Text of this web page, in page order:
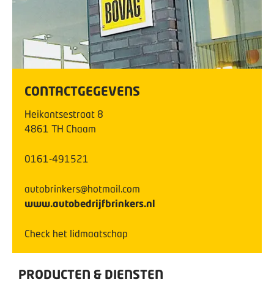
CONTACTGEGEVENS
Heikantsestraat 8
4861 TH Chaam
0161-491521
autobrinkers@hotmail.com
www.autobedrijfbrinkers.nl
Check het lidmaatschap
PRODUCTEN & DIENSTEN